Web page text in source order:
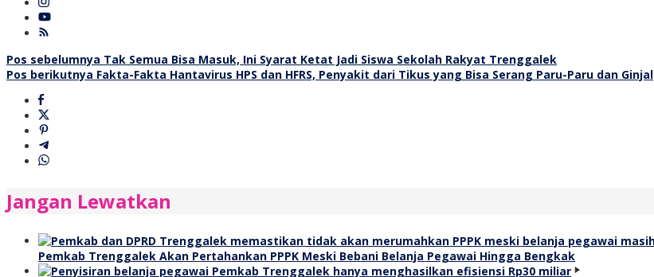
Navigasi
pos
Pos sebelumnya Tak Semua Bisa Masuk, Ini Syarat Ketat Jadi Siswa Sekolah Rakyat Trenggalek
Pos berikutnya Fakta-Fakta Hantavirus HPS dan HFRS, Penyakit dari Tikus yang Bisa Serang Paru-Paru dan Ginjal
Jangan Lewatkan
Pemkab Trenggalek Akan Pertahankan PPPK Meski Bebani Belanja Pegawai Hingga Bengkak